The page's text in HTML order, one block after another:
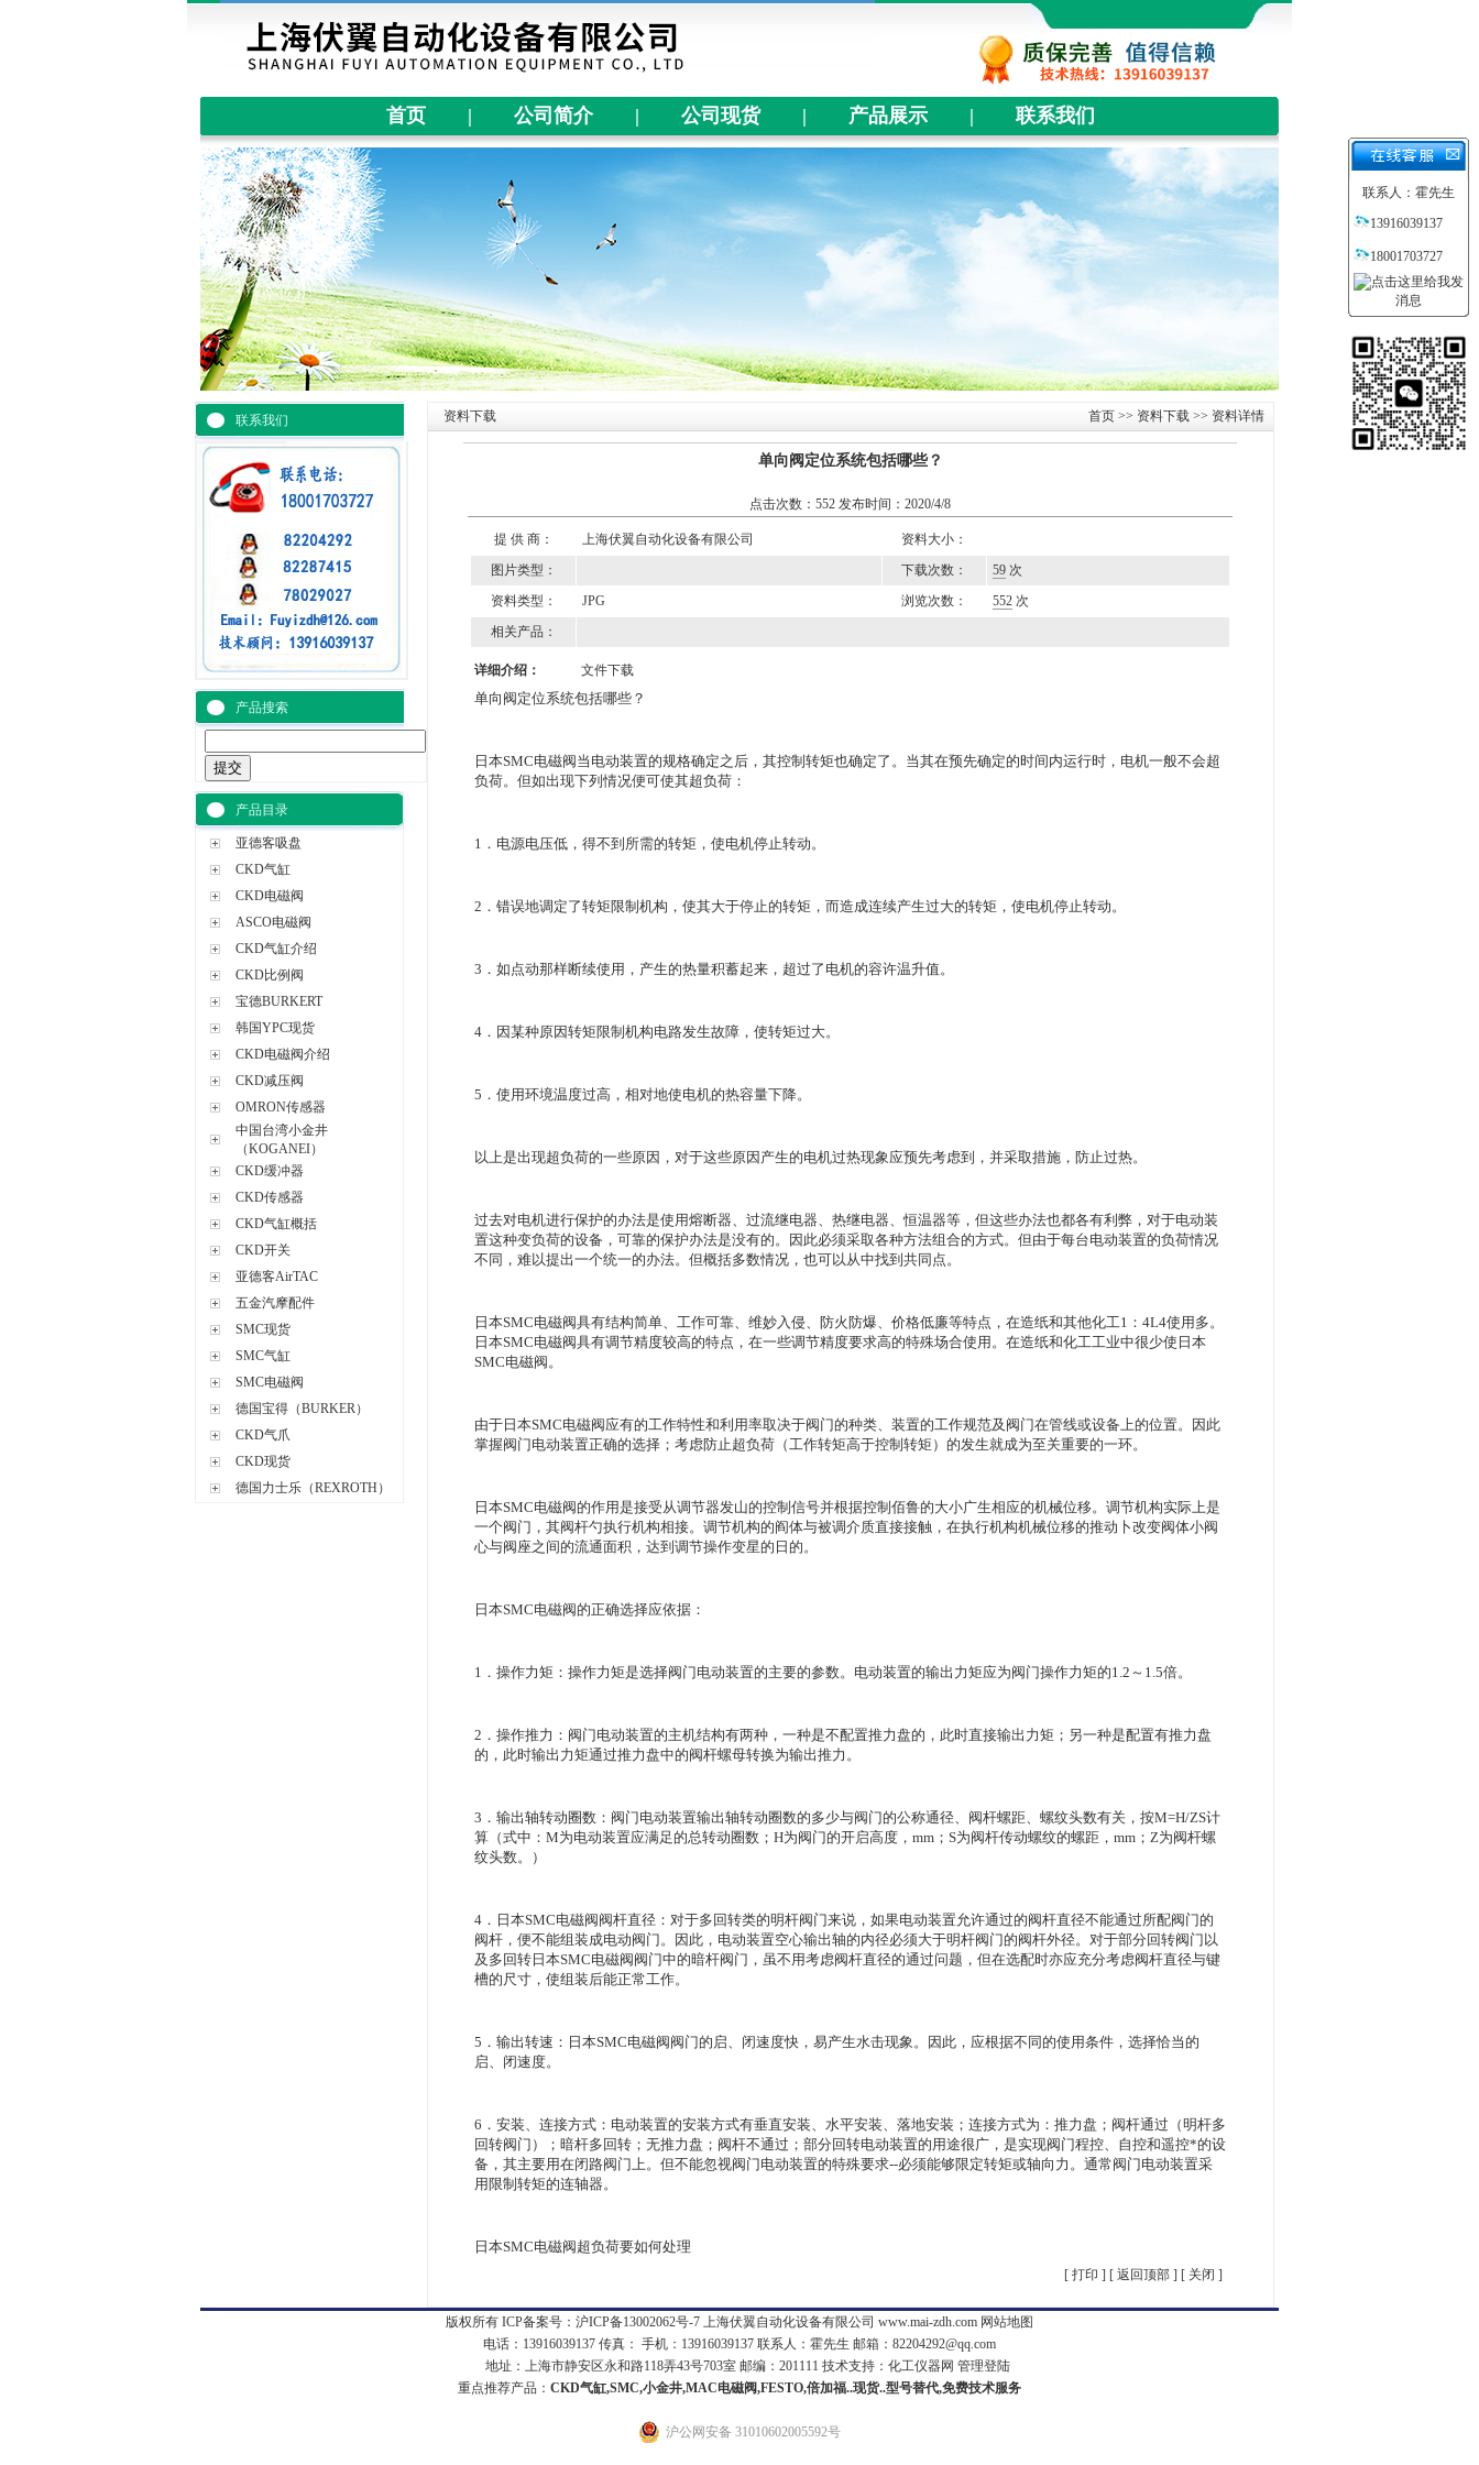
首页 | 公司简介 | 公司现货 | 产品展示 | 联系我们
联系我们
产品搜索
产品目录
亚德客吸盘
CKD气缸
CKD电磁阀
ASCO电磁阀
CKD气缸介绍
CKD比例阀
宝德BURKERT
韩国YPC现货
CKD电磁阀介绍
CKD减压阀
OMRON传感器
中国台湾小金井
（KOGANEI）
CKD缓冲器
CKD传感器
CKD气缸概括
CKD开关
亚德客AirTAC
五金汽摩配件
SMC现货
SMC气缸
SMC电磁阀
德国宝得（BURKER）
CKD气爪
CKD现货
德国力士乐（REXROTH）
资料下载 首页>> 资料下载>> 资料详情
单向阀定位系统包括哪些？
点击次数：552 发布时间：2020/4/8
提 供 商： 上海伏翼自动化设备有限公司
资料大小：
图片类型：
下载次数： 59 次
资料类型：
JPG 浏览次数： 552 次
相关产品：
详细介绍： 文件下载
单向阀定位系统包括哪些？
日本SMC电磁阀当电动装置的规格确定之后，其控制转矩也确定了。当其在预先确定的时间内运行时，电机一般不会超
负荷。但如出现下列情况便可使其超负荷：
1．电源电压低，得不到所需的转矩，使电机停止转动。
2．错误地调定了转矩限制机构，使其大于停止的转矩，而造成连续产生过大的转矩，使电机停止转动。
3．如点动那样断续使用，产生的热量积蓄起来，超过了电机的容许温升值。
4．因某种原因转矩限制机构电路发生故障，使转矩过大。
5．使用环境温度过高，相对地使电机的热容量下降。
以上是出现超负荷的一些原因，对于这些原因产生的电机过热现象应预先考虑到，并采取措施，防止过热。
过去对电机进行保护的办法是使用熔断器、过流继电器、热继电器、恒温器等，但这些办法也都各有利弊，对于电动装
置这种变负荷的设备，可靠的保护办法是没有的。因此必须采取各种方法组合的方式。但由于每台电动装置的负荷情况
不同，难以提出一个统一的办法。但概括多数情况，也可以从中找到共同点。
日本SMC电磁阀具有结构简单、工作可靠、维妙入侵、防火防爆、价格低廉等特点，在造纸和其他化工1：4L4使用多。
日本SMC电磁阀具有调节精度较高的特点，在一些调节精度要求高的特殊场合使用。在造纸和化工工业中很少使日本
SMC电磁阀。
由于日本SMC电磁阀应有的工作特性和利用率取决于阀门的种类、装置的工作规范及阀门在管线或设备上的位置。因此
掌握阀门电动装置正确的选择；考虑防止超负荷（工作转矩高于控制转矩）的发生就成为至关重要的一环。
日本SMC电磁阀的作用是接受从调节器发山的控制信号并根据控制佰鲁的大小广生相应的机械位移。调节机构实际上是
一个阀门，其阀杆勺执行机构相接。调节机构的阎体与被调介质直接接触，在执行机构机械位移的推动卜改变阀体小阀
心与阀座之间的流通面积，达到调节操作变星的日的。
日本SMC电磁阀的正确选择应依据：
1．操作力矩：操作力矩是选择阀门电动装置的主要的参数。电动装置的输出力矩应为阀门操作力矩的1.2～1.5倍。
2．操作推力：阀门电动装置的主机结构有两种，一种是不配置推力盘的，此时直接输出力矩；另一种是配置有推力盘
的，此时输出力矩通过推力盘中的阀杆螺母转换为输出推力。
3．输出轴转动圈数：阀门电动装置输出轴转动圈数的多少与阀门的公称通径、阀杆螺距、螺纹头数有关，按M=H/ZS计
算（式中：M为电动装置应满足的总转动圈数；H为阀门的开启高度，mm；S为阀杆传动螺纹的螺距，mm；Z为阀杆螺
纹头数。）
4．日本SMC电磁阀阀杆直径：对于多回转类的明杆阀门来说，如果电动装置允许通过的阀杆直径不能通过所配阀门的
阀杆，便不能组装成电动阀门。因此，电动装置空心输出轴的内径必须大于明杆阀门的阀杆外径。对于部分回转阀门以
及多回转日本SMC电磁阀阀门中的暗杆阀门，虽不用考虑阀杆直径的通过问题，但在选配时亦应充分考虑阀杆直径与键
槽的尺寸，使组装后能正常工作。
5．输出转速：日本SMC电磁阀阀门的启、闭速度快，易产生水击现象。因此，应根据不同的使用条件，选择恰当的
启、闭速度。
6．安装、连接方式：电动装置的安装方式有垂直安装、水平安装、落地安装；连接方式为：推力盘；阀杆通过（明杆多
回转阀门）；暗杆多回转；无推力盘；阀杆不通过；部分回转电动装置的用途很广，是实现阀门程控、自控和遥控*的设
备，其主要用在闭路阀门上。但不能忽视阀门电动装置的特殊要求--必须能够限定转矩或轴向力。通常阀门电动装置采
用限制转矩的连轴器。
日本SMC电磁阀超负荷要如何处理
[ 打印 ] [ 返回顶部 ] [ 关闭 ]
版权所有 ICP备案号： 沪ICP备13002062号-7 上海伏翼自动化设备有限公司 www.mai-zdh.com 网站地图
电话：13916039137 传真： 手机：13916039137 联系人：霍先生 邮箱： 82204292@qq.com
地址：上海市静安区永和路118弄43号703室 邮编：201111 技术支持： 化工仪器网 管理登陆
重点推荐产品： CKD气缸,SMC,小金井,MAC电磁阀,FESTO,倍加福..现货..型号替代,免费技术服务
联系人：霍先生
13916039137
18001703727
沪公网安备 31010602005592号